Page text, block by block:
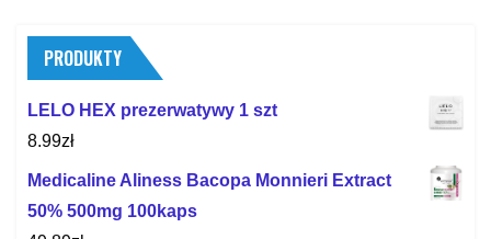
PRODUKTY
LELO HEX prezerwatywy 1 szt
8.99zł
Medicaline Aliness Bacopa Monnieri Extract
50% 500mg 100kaps